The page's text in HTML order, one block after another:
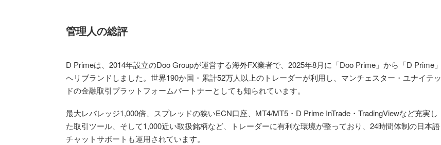
管理人の総評
D Primeは、2014年設立のDoo Groupが運営する海外FX業者で、2025年8月に「Doo Prime」から「D Prime」
へリブランドしました。世界190か国・累計52万人以上のトレーダーが利用し、マンチェスター・ユナイテッ
ドの金融取引プラットフォームパートナーとしても知られています。
最大レバレッジ1,000倍、スプレッドの狭いECN口座、MT4/MT5・D Prime InTrade・TradingViewなど充実し
た取引ツール、そして1,000近い取扱銘柄など、トレーダーに有利な環境が整っており、24時間体制の日本語
チャットサポートも運用されています。